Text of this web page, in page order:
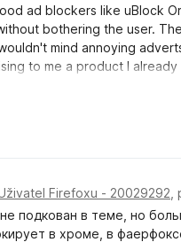
ad blockers like uBlock
bothering the user.
mind annoying
to me a product I already
Firefoxu - 20029292
подкован в теме, но
в хроме, в